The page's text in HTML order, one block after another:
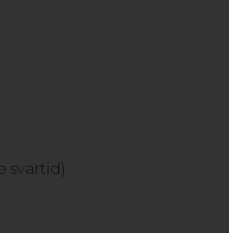
svartid)